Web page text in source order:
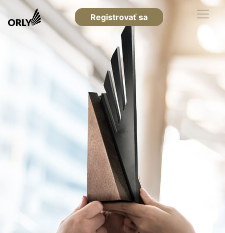
Registrovať sa